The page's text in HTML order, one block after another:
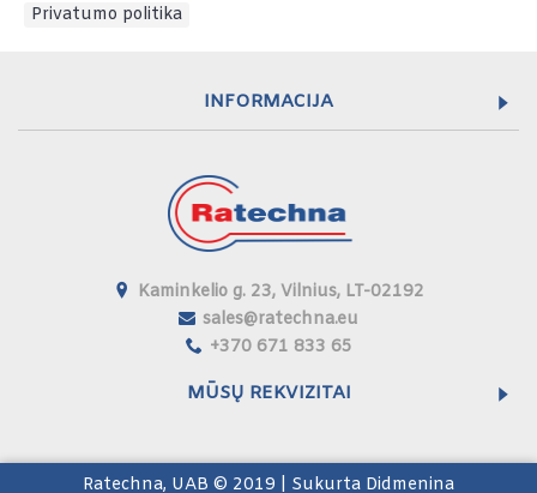
Privatumo politika
INFORMACIJA
Kaminkelio g. 23, Vilnius, LT-02192
sales@ratechna.eu
+370 671 833 65
MŪSŲ REKVIZITAI
Ratechna, UAB © 2019 | Sukurta Didmenina